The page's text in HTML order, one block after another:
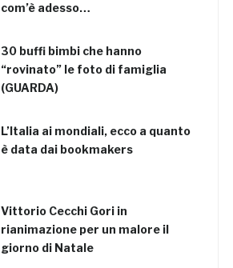
com’è adesso…
30 buffi bimbi che hanno
“rovinato” le foto di famiglia
(GUARDA)
L’Italia ai mondiali, ecco a quanto
è data dai bookmakers
Vittorio Cecchi Gori in
rianimazione per un malore il
giorno di Natale